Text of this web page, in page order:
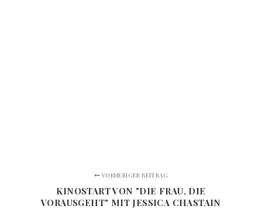
VORHERIGER BEITRAG
KINOSTART VON "DIE FRAU, DIE
VORAUSGEHT" MIT JESSICA CHASTAIN